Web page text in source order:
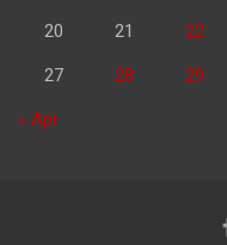
20 21 22
27 28 29
« Apr